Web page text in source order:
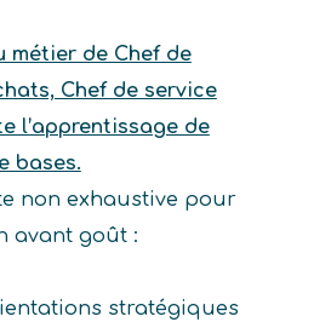
métier de Chef de
Chef de service
l’apprentissage de
bases.
non exhaustive pour
avant goût :
stratégiques